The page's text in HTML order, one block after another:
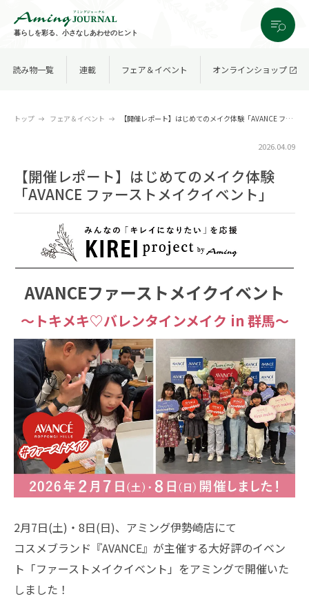
暮らしを彩る、小さなしあわせのヒント
読み物一覧 連載 フェア＆イベント オンラインショップ
トップ フェア＆イベント 【開催レポート】はじめてのメイク体験「AVANCE ファーストメイクイベント」
2026.04.09
【開催レポート】はじめてのメイク体験
「AVANCE ファーストメイクイベント」
AVANCEファーストメイクイベント
～トキメキ♡バレンタインメイク in 群馬～
2月7日(土)・8日(日)、アミング伊勢崎店にて
コスメブランド『AVANCE』が主催する大好評のイベン
ト「ファーストメイクイベント」をアミングで開催いた
しました！